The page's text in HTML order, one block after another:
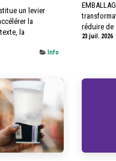
un levier
la
la
Info
réduire de
23 juil. 2026